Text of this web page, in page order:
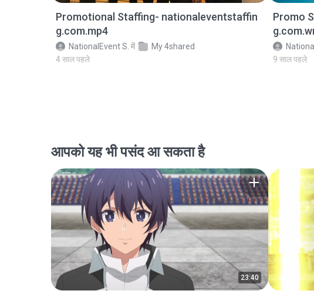
Promotional Staffing- nationaleventstaffin
g.com.mp4
NationalEvent S. में
My 4shared
4 साल पहले
Promo
9 साल पहले
आपको यह भी पसंद आ सकता है
23:40